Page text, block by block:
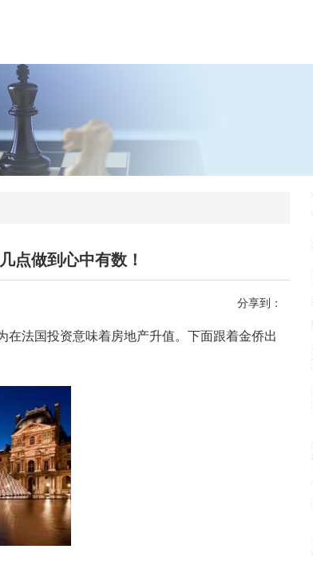
点做到心中有数！
分享到：
法国投资意味着房地产升值。下面跟着金侨出